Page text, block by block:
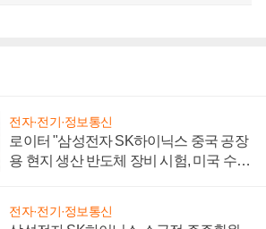
전자·전기·정보통신
로이터 "삼성전자 SK하이닉스 중국 공장
용 현지 생산 반도체 장비 시험, 미국 수출
전자·전기·정보통신